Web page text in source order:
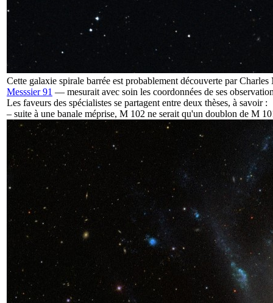
Cette galaxie spirale barrée est probablement découverte par
Messsier 91 — mesurait avec soin les coordonnées de ses
Les faveurs des spécialistes se partagent entre deux thèses, à savoir :
– suite à une banale méprise, M 102 ne serait qu'un doublon de M